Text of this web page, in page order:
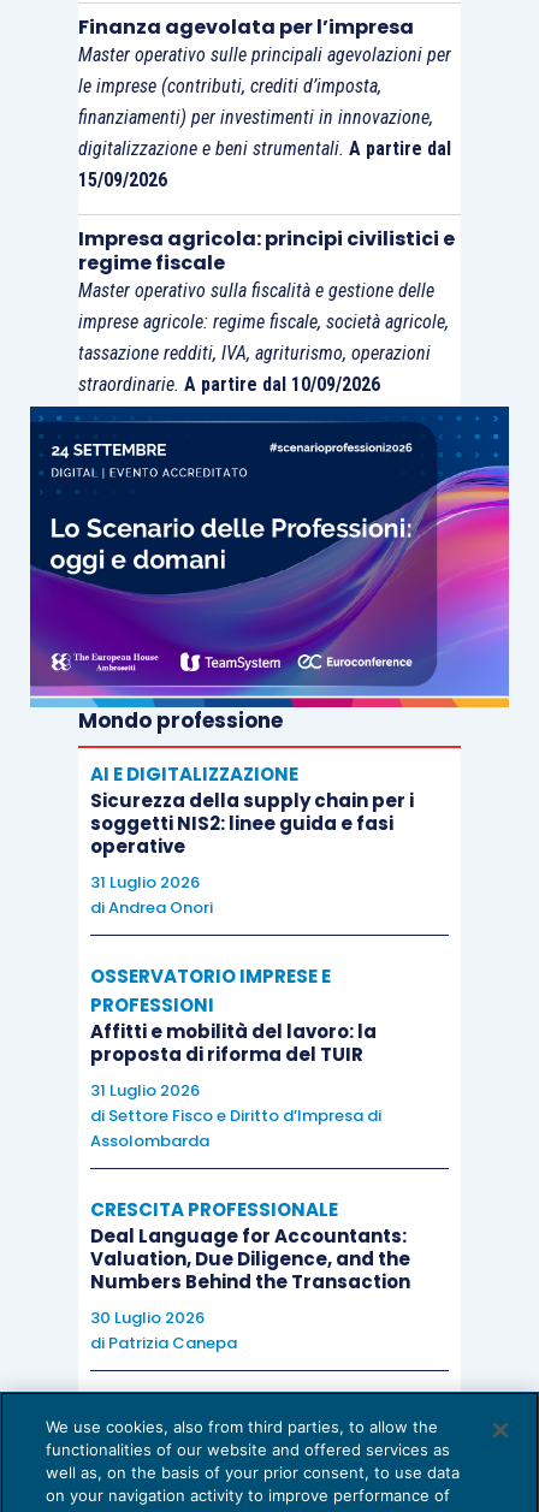
conto della riduzione dell’aliquota Ires sopra
evidenziata a decorrere dal 2017.
Finanza agevolata per l’impresa
Master operativo sulle principali agevolazioni per
le imprese (contributi, crediti d’imposta,
finanziamenti) per investimenti in innovazione,
digitalizzazione e beni strumentali. A partire dal
15/09/2026
Impresa agricola: principi civilistici e
regime fiscale
Master operativo sulla fiscalità e gestione delle
imprese agricole: regime fiscale, società agricole,
tassazione redditi, IVA, agriturismo, operazioni
straordinarie. A partire dal 10/09/2026
Mondo professione
AI E DIGITALIZZAZIONE
Sicurezza della supply chain per i
soggetti NIS2: linee guida e fasi
operative
31 Luglio 2026
diAndrea Onori
OSSERVATORIO IMPRESE E
PROFESSIONI
Affitti e mobilità del lavoro: la
proposta di riforma del TUIR
31 Luglio 2026
di Settore Fisco e Diritto d’Impresa di
Assolombarda
CRESCITA PROFESSIONALE
Deal Language for Accountants:
Valuation, Due Diligence, and the
Numbers Behind the Transaction
30 Luglio 2026
di Patrizia Canepa
EU AI Act e studi professionali: le
scadenze concrete
27 Luglio 2026
We use cookies, also from third parties, to allow the
functionalities of our website and offered services as
well as, on the basis of your prior consent, to use data
on your navigation activity to improve performance of